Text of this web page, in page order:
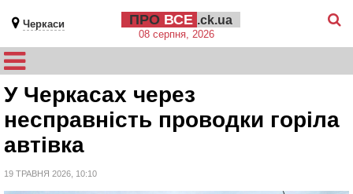
Черкаси ПРО ВСЕ .ck.ua
08 серпня, 2026
У Черкасах через
несправність проводки горіла
автівка
19 ТРАВНЯ 2026, 10:10